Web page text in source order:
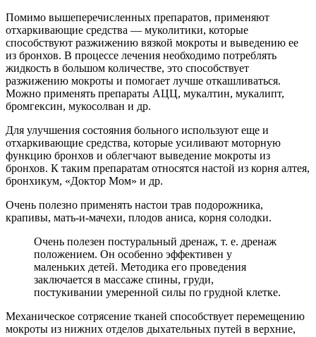
Помимо вышеперечисленных препаратов, применяют
отхаркивающие средства — муколитики, которые
способствуют разжижению вязкой мокроты и выведению ее
из бронхов. В процессе лечения необходимо потреблять
жидкость в большом количестве, это способствует
разжижению мокроты и помогает лучше откашливаться.
Можно применять препараты АЦЦ, мукалтин, мукалипт,
бромгексин, мукосолван и др.
Для улучшения состояния больного используют еще и
отхаркивающие средства, которые усиливают моторную
функцию бронхов и облегчают выведение мокроты из
бронхов. К таким препаратам относятся настой из корня алтея,
бронхикум, «Доктор Мом» и др.
Очень полезно применять настои трав подорожника,
крапивы, мать-и-мачехи, плодов аниса, корня солодки.
Очень полезен постуральный дренаж, т. е. дренаж
положением. Он особенно эффективен у
маленьких детей. Методика его проведения
заключается в массаже спины, груди,
постукивании умеренной силы по грудной клетке.
Механическое сотрясение тканей способствует перемещению
мокроты из нижних отделов дыхательных путей в верхние,